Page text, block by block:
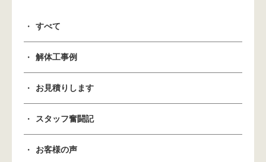
すべて
解体工事例
お見積りします
スタッフ奮闘記
お客様の声